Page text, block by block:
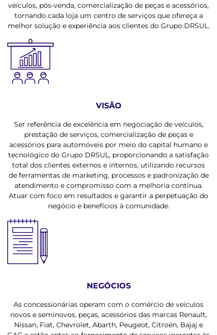
veículos, pós-venda, comercialização de peças e acessórios,
tornando cada loja um centro de serviços que ofereça a
melhor solução e experiência aos clientes do Grupo DRSUL.
VISÃO
Ser referência de excelência em negociação de veículos,
prestação de serviços, comercialização de peças e
acessórios para automóveis por meio do capital humano e
tecnológico do Grupo DRSUL, proporcionando a satisfação
total dos clientes externos e internos, utilizando recursos
de ferramentas de marketing, processos e padronização de
atendimento e compromisso com a melhoria contínua.
Atuar com foco em resultados e garantir a perpetuação do
negócio e benefícios à comunidade.
NEGÓCIOS
As concessionárias operam com o comércio de veículos
novos e seminovos, peças, acessórios das marcas Renault,
Nissan, Fiat, Chevrolet, Abarth, Peugeot, Citroën, Bajaj e